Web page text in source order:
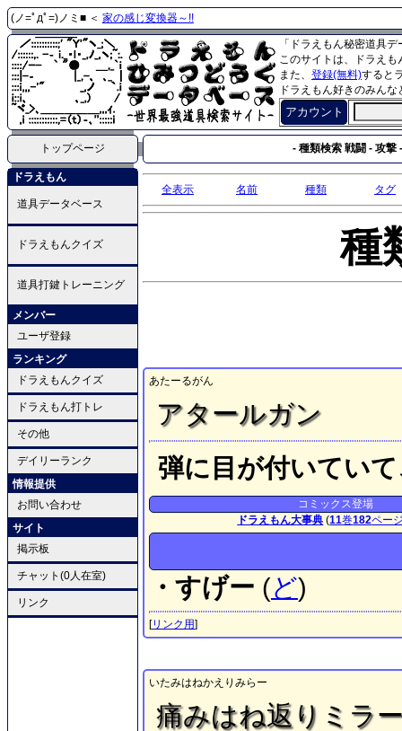
(ノ=ﾟдﾟ=)ノミ■ ＜ 家の感じ変換器～!!
「ドラえもん秘密道具
このサイトは、ドラえ
また、 登録(無料)すると
ドラえもん好きのみん
アカウント
トップページ - 種類検索 戦闘 - 攻撃 -
ドラえもん
道具データベース
ドラえもんクイズ
道具打鍵トレーニング
メンバー
ユーザ登録
ランキング
ドラえもんクイズ
ドラえもん打トレ
その他
デイリーランク
情報提供
お問い合わせ
サイト
掲示板
チャット(0人在室)
リンク
全表示 名前 種類 タグ
種
あたーるがん
アタールガン
弾に目が付いてい
コミックス登場
ドラえもん大事典 (11巻182ペー
・すげー (ど)
[リンク用]
いたみはねかえりみらー
痛みはね返りミラ